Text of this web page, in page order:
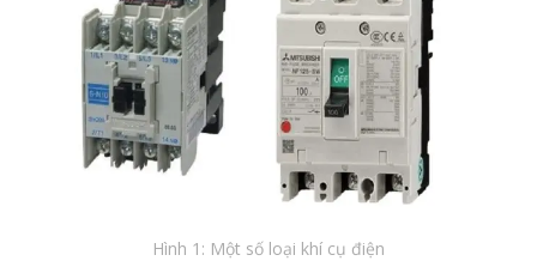
Hình 1: Một số loại khí cụ điện